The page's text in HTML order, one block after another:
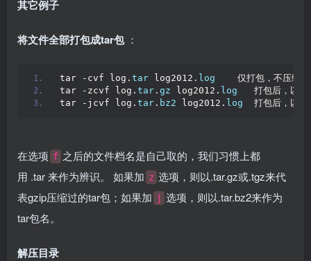
其它例子
将文件全部打包成tar包：
tar -cvf log. tar log2012. log
    仅打包，不压缩！
tar -zcvf log. tar . gz log2012. log
打包后，以
tar -jcvf log. tar . bz2 log2012. log
打包后，以
在选项 f 之后的文件档名是自己取的，我们习惯上都
用 .tar 来作为辨识。 如果加 z 选项，则以.tar.gz或.tgz来代
表gzip压缩过的tar包；如果加 j 选项，则以.tar.bz2来作为
tar包名。
解压目录